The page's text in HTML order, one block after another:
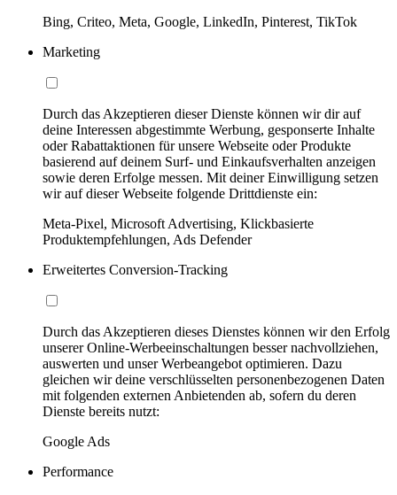
Bing, Criteo, Meta, Google, LinkedIn, Pinterest, TikTok
Marketing
Durch das Akzeptieren dieser Dienste können wir dir auf
deine Interessen abgestimmte Werbung, gesponserte Inhalte
oder Rabattaktionen für unsere Webseite oder Produkte
basierend auf deinem Surf- und Einkaufsverhalten anzeigen
sowie deren Erfolge messen. Mit deiner Einwilligung setzen
wir auf dieser Webseite folgende Drittdienste ein:
Meta-Pixel, Microsoft Advertising, Klickbasierte
Produktempfehlungen, Ads Defender
Erweitertes Conversion-Tracking
Durch das Akzeptieren dieses Dienstes können wir den Erfolg
unserer Online-Werbeeinschaltungen besser nachvollziehen,
auswerten und unser Werbeangebot optimieren. Dazu
gleichen wir deine verschlüsselten personenbezogenen Daten
mit folgenden externen Anbietenden ab, sofern du deren
Dienste bereits nutzt:
Google Ads
Performance